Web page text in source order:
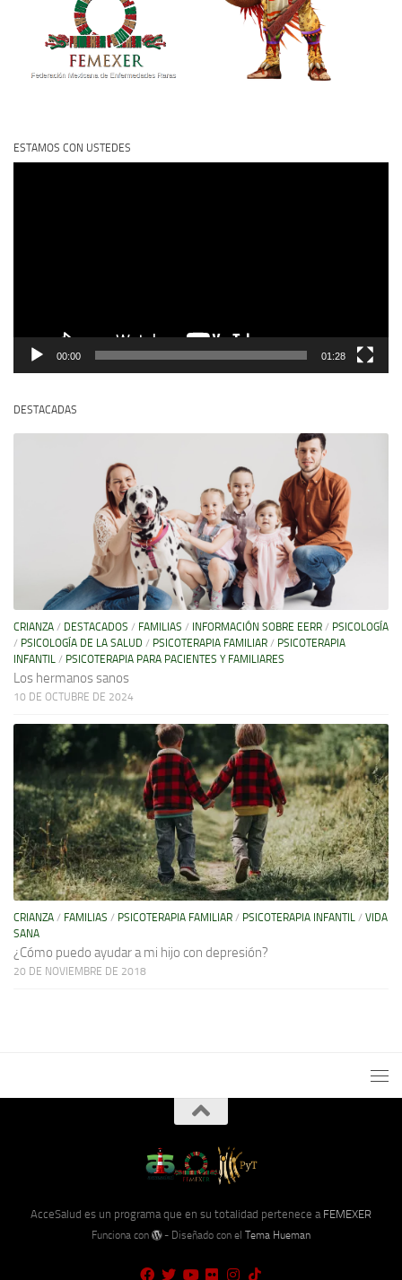
ESTAMOS CON USTEDES
00:00 01:28
DESTACADAS
CRIANZA / DESTACADOS / FAMILIAS / INFORMACIÓN SOBRE EERR / PSICOLOGÍA
/ PSICOLOGÍA DE LA SALUD / PSICOTERAPIA FAMILIAR / PSICOTERAPIA
INFANTIL / PSICOTERAPIA PARA PACIENTES Y FAMILIARES
Los hermanos sanos
10 DE OCTUBRE DE 2024
CRIANZA / FAMILIAS / PSICOTERAPIA FAMILIAR / PSICOTERAPIA INFANTIL / VIDA
SANA
¿Cómo puedo ayudar a mi hijo con depresión?
20 DE NOVIEMBRE DE 2018
AcceSalud es un programa que en su totalidad pertenece a FEMEXER
Funciona con - Diseñado con elTema Hueman